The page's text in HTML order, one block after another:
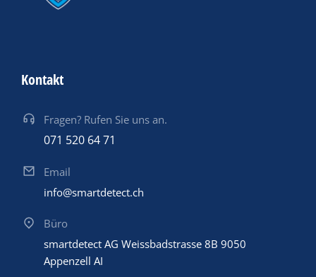
Kontakt
Fragen? Rufen Sie uns an.
071 520 64 71
Email
info@smartdetect.ch
Büro
smartdetect AG Weissbadstrasse 8B 9050
Appenzell AI